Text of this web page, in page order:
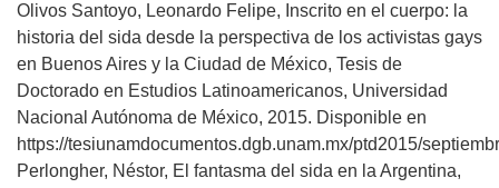
Olivos Santoyo, Leonardo Felipe, Inscrito en el cuerpo: la
historia del sida desde la perspectiva de los activistas gays
en Buenos Aires y la Ciudad de México, Tesis de
Doctorado en Estudios Latinoamericanos, Universidad
Nacional Autónoma de México, 2015. Disponible en
https://tesiunamdocumentos.dgb.unam.mx/ptd2015/
Perlongher, Néstor, El fantasma del sida en la Argentina,